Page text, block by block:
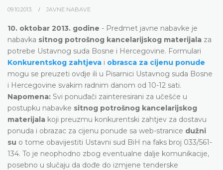
09.10.2013. JAVNE NABAVE
10. oktobar 2013. godine - Predmet javne nabavke je
nabavka sitnog potrošnog kancelarijskog materijala za
potrebe Ustavnog suda Bosne i Hercegovine. Formulari
Konkurentskog zahtjeva i obrasca za cijenu ponude
mogu se preuzeti ovdje ili u Pisarnici Ustavnog suda Bosne
i Hercegovine svakim radnim danom od 10-12 sati.
Napomena: Svi ponuđači zainteresirani za učešće u
postupku nabavke sitnog potrošnog kancelarijskog
materijala koji preuzmu konkurentski zahtjev za dostavu
ponuda i obrazac za cijenu ponude sa web-stranice dužni
su o tome obavijestiti Ustavni sud BiH na faks broj 033/561-
134. To je neophodno zbog eventualne dalje komunikacije,
posebno u slučaju da dođe do izmjene tenderske